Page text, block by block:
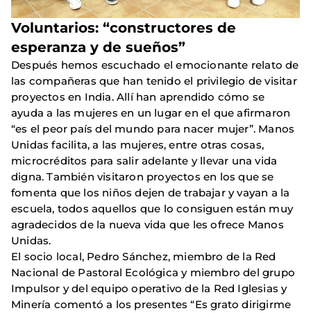
Voluntarios: “constructores de
esperanza y de sueños”
Después hemos escuchado el emocionante relato de
las compañeras que han tenido el privilegio de visitar
proyectos en India. Allí han aprendido cómo se
ayuda a las mujeres en un lugar en el que afirmaron
“es el peor país del mundo para nacer mujer”. Manos
Unidas facilita, a las mujeres, entre otras cosas,
microcréditos para salir adelante y llevar una vida
digna. También visitaron proyectos en los que se
fomenta que los niños dejen de trabajar y vayan a la
escuela, todos aquellos que lo consiguen están muy
agradecidos de la nueva vida que les ofrece Manos
Unidas.
El socio local, Pedro Sánchez, miembro de la Red
Nacional de Pastoral Ecológica y miembro del grupo
Impulsor y del equipo operativo de la Red Iglesias y
Minería comentó a los presentes “Es grato dirigirme